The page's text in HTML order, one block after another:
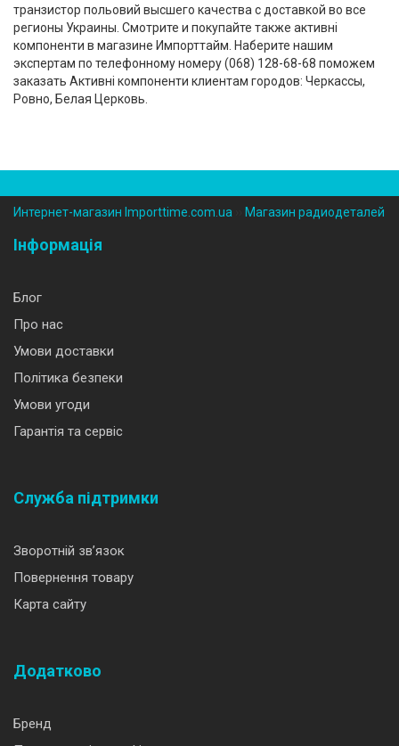
транзистор польовий высшего качества с доставкой во все
регионы Украины. Смотрите и покупайте также активні
компоненти в магазине Импорттайм. Наберите нашим
экспертам по телефонному номеру (‎068) 128-68-68 поможем
заказать Активні компоненти клиентам городов: Черкассы,
Ровно, Белая Церковь.
Интернет-магазин Importtime.com.ua Магазин радиодеталей
Інформація
Блог
Про нас
Умови доставки
Політика безпеки
Умови угоди
Гарантія та сервіс
Служба підтримки
Зворотній зв’язок
Повернення товару
Карта сайту
Додатково
Бренд